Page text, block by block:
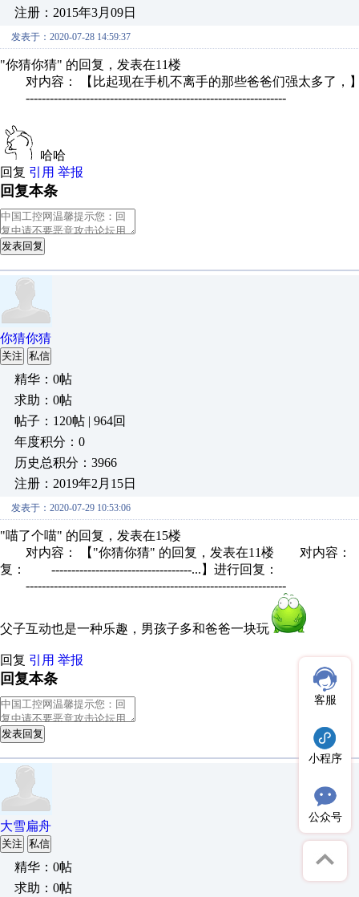
注册：2015年3月09日
发表于：2020-07-28 14:59:37
"你猜你猜" 的回复，发表在11楼
对内容： 【比起现在手机不离手的那些爸爸们强太多了，
-----------------------------------------------------------------
哈哈
回复 引用 举报
回复本条
发表回复
你猜你猜
关注 私信
精华：0帖
求助：0帖
帖子：120帖 | 964回
年度积分：0
历史总积分：3966
注册：2019年2月15日
发表于：2020-07-29 10:53:06
"喵了个喵" 的回复，发表在15楼
对内容： 【"你猜你猜" 的回复，发表在11楼 对内容： 【
复： -----------------------------------...】进行回复：
-----------------------------------------------------------------
父子互动也是一种乐趣，男孩子多和爸爸一块玩
回复 引用 举报
回复本条
发表回复
大雪扁舟
关注 私信
精华：0帖
求助：0帖
客服
小程序
公众号